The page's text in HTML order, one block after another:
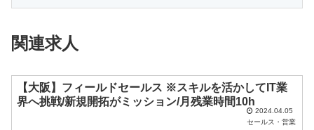
フ
ー
は
関連求人
【大阪】フィールドセールス ※スキルを活かしてIT業
界へ挑戦/新規開拓がミッション/月残業時間10h
2024.04.05
セールス・営業